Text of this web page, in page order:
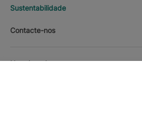
Sustentabilidade
Contacte-nos
Nota Legal